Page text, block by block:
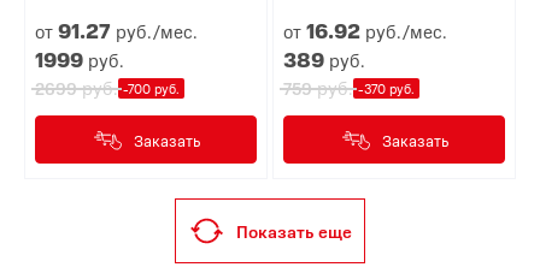
от91.27 руб./мес.
1999 руб.
2699руб. -700 руб.
Заказать
от16.92 руб./мес.
389 руб.
759руб. -370 руб.
Заказать
Показать еще